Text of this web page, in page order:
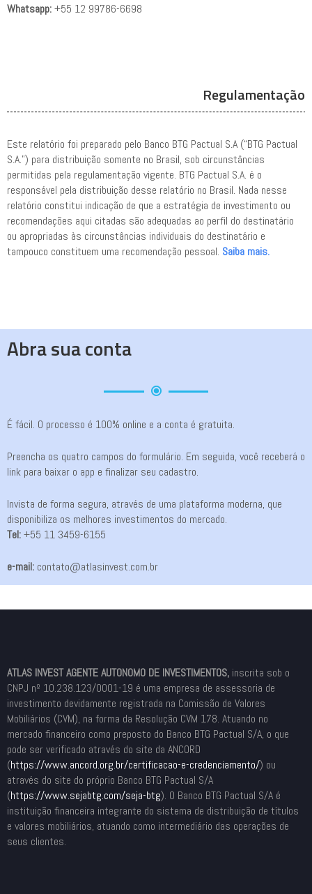
Whatsapp:+55 12 99786-6698
Regulamentação
Este relatório foi preparado pelo Banco BTG Pactual S.A (“BTG Pactual
S.A.”) para distribuição somente no Brasil, sob circunstâncias
permitidas pela regulamentação vigente. BTG Pactual S.A. é o
responsável pela distribuição desse relatório no Brasil. Nada nesse
relatório constitui indicação de que a estratégia de investimento ou
recomendações aqui citadas são adequadas ao perfil do destinatário
ou apropriadas às circunstâncias individuais do destinatário e
tampouco constituem uma recomendação pessoal. Saiba mais.
Abra sua conta
É fácil. O processo é 100% online e a conta é gratuita.
Preencha os quatro campos do formulário. Em seguida, você receberá o
link para baixar o app e finalizar seu cadastro.
Invista de forma segura, através de uma plataforma moderna, que
disponibiliza os melhores investimentos do mercado.
Tel:+55 11 3459-6155
e-mail: contato@atlasinvest.com.br
ATLAS INVEST AGENTE AUTONOMO DE INVESTIMENTOS, inscrita sob o
CNPJ nº 10.238.123/0001-19 é uma empresa de assessoria de
investimento devidamente registrada na Comissão de Valores
Mobiliários (CVM), na forma da Resolução CVM 178. Atuando no
mercado financeiro como preposto do Banco BTG Pactual S/A, o que
pode ser verificado através do site da ANCORD
(https://www.ancord.org.br/certificacao-e-credenciamento/) ou
através do site do próprio Banco BTG Pactual S/A
(https://www.sejabtg.com/seja-btg). O Banco BTG Pactual S/A é
instituição financeira integrante do sistema de distribuição de títulos
e valores mobiliários, atuando como intermediário das operações de
seus clientes.